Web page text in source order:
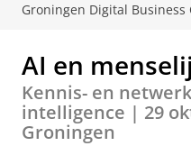
Groningen Digital Business
AI en
Kennis- en
intelligence | 29
Groningen